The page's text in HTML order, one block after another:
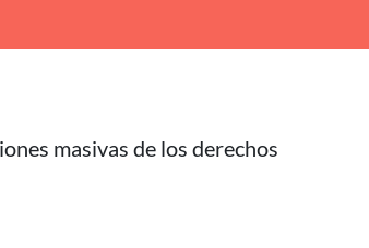
masivas de los derechos